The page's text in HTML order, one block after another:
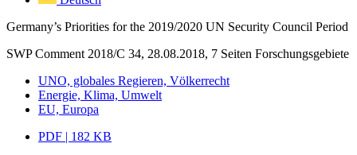
Germany’s Priorities for the 2019/2020 UN Security Council Period
SWP Comment 2018/C 34, 28.08.2018, 7 Seiten Forschungsgebiete
UNO, globales Regieren, Völkerrecht
Energie, Klima, Umwelt
EU, Europa
PDF | 182 KB